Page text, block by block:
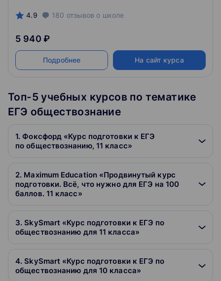
4.9 180 отзывов о школе
5 940 ₽
Подробнее На сайт курса
Топ-5 учебных курсов по тематике
ЕГЭ обществознание
1. Фоксфорд «Курс подготовки к ЕГЭ
по обществознанию, 11 класс»
2. Maximum Education «Продвинутый курс
подготовки. Всё, что нужно для ЕГЭ на 100
баллов. 11 класс»
3. SkySmart «Курс подготовки к ЕГЭ по
обществознанию для 11 класса»
4. SkySmart «Курс подготовки к ЕГЭ по
обществознанию для 10 класса»